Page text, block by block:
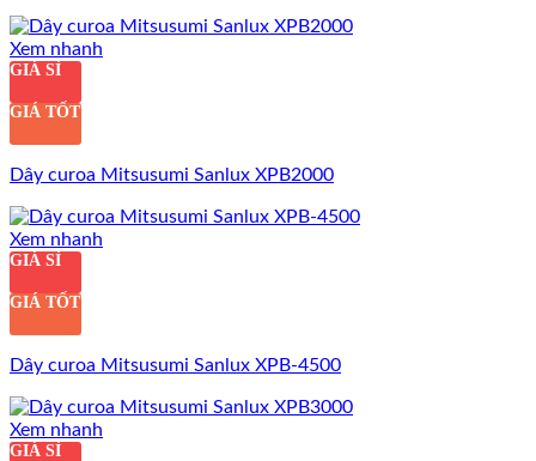
Xem nhanh
GIÁ SỈ
GIÁ TỐT
Dây curoa Mitsusumi Sanlux XPB2000
Xem nhanh
GIÁ SỈ
GIÁ TỐT
Dây curoa Mitsusumi Sanlux XPB-4500
Xem nhanh
GIÁ SỈ